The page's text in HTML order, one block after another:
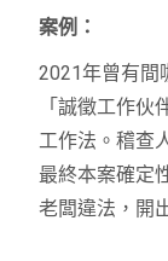
案例：
2021年曾有間
「誠徵工作伙
工作法。稽查
最終本案確定
老闆違法，開